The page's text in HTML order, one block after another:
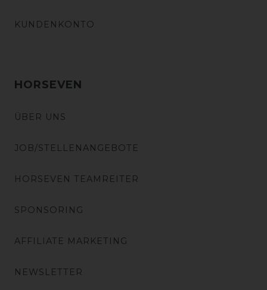
KUNDENKONTO
HORSEVEN
ÜBER UNS
JOB/STELLENANGEBOTE
HORSEVEN TEAMREITER
SPONSORING
AFFILIATE MARKETING
NEWSLETTER